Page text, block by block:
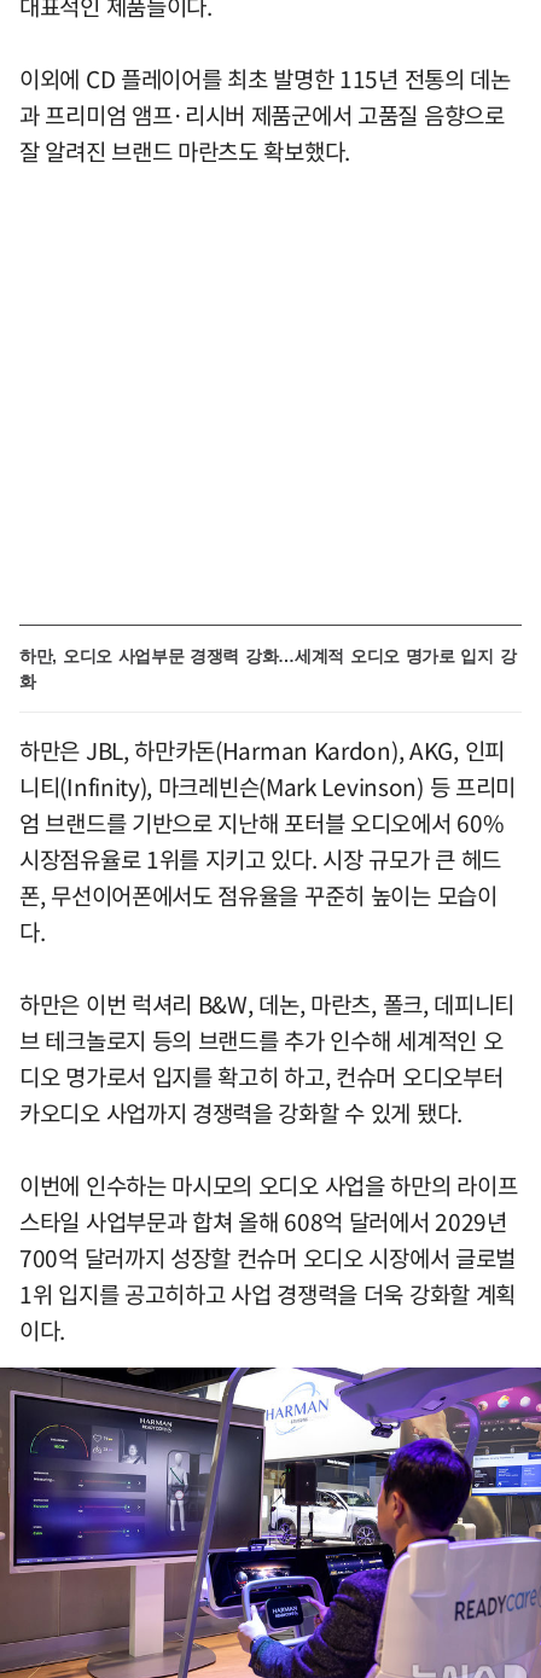
이외에 CD 플레이어를 최초 발명한 115년 전통의 데논
과 프리미엄 앰프·리시버 제품군에서 고품질 음향으로
잘 알려진 브랜드 마란츠도 확보했다.
하만, 오디오 사업부문 경쟁력 강화…세계적 오디오 명가로 입지 강
화
하만은 JBL, 하만카돈(Harman Kardon), AKG, 인피
니티(Infinity), 마크레빈슨(Mark Levinson) 등 프리미
엄 브랜드를 기반으로 지난해 포터블 오디오에서 60%
시장점유율로 1위를 지키고 있다. 시장 규모가 큰 헤드
폰, 무선이어폰에서도 점유율을 꾸준히 높이는 모습이
다.
하만은 이번 럭셔리 B&W, 데논, 마란츠, 폴크, 데피니티
브 테크놀로지 등의 브랜드를 추가 인수해 세계적인 오
디오 명가로서 입지를 확고히 하고, 컨슈머 오디오부터
카오디오 사업까지 경쟁력을 강화할 수 있게 됐다.
이번에 인수하는 마시모의 오디오 사업을 하만의 라이프
스타일 사업부문과 합쳐 올해 608억 달러에서 2029년
700억 달러까지 성장할 컨슈머 오디오 시장에서 글로벌
1위 입지를 공고히하고 사업 경쟁력을 더욱 강화할 계획
이다.